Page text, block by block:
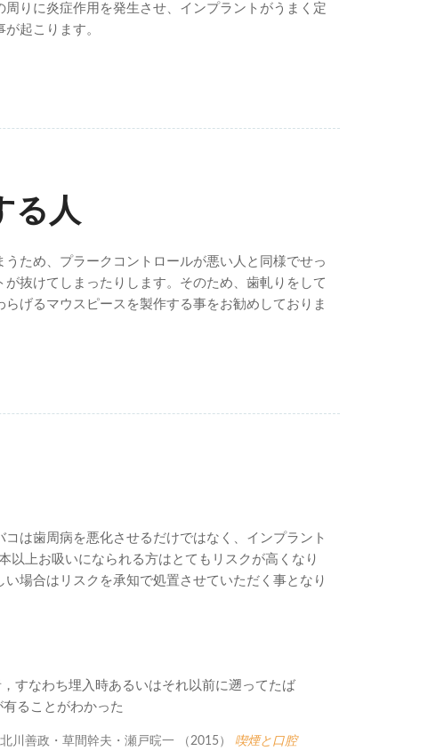
りに炎症作用を発生させ、インプラントがうまく定
起こります。
る人
ため、プラークコントロールが悪い人と同様でせっ
抜けてしまったりします。そのため、歯軋りをして
げるマウスピースを製作する事をお勧めしておりま
は歯周病を悪化させるだけではなく、インプラント
上お吸いになられる方はとてもリスクが高くなり
場合はリスクを承知で処置させていただく事となり
すなわち埋入時あるいはそれ以前に遡ってたば
ることがわかった
川善政・草間幹夫・瀬戸晥一 （2015） 喫煙と口腔